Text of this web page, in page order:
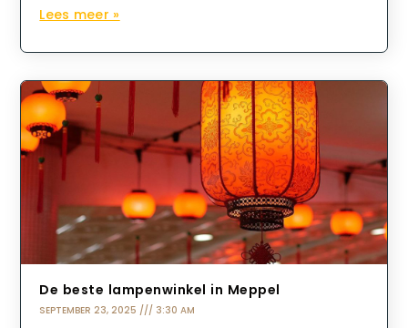
Lees meer »
De beste lampenwinkel in Meppel
SEPTEMBER 23, 2025 3:30 AM